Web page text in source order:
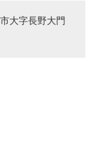
大字長野大門